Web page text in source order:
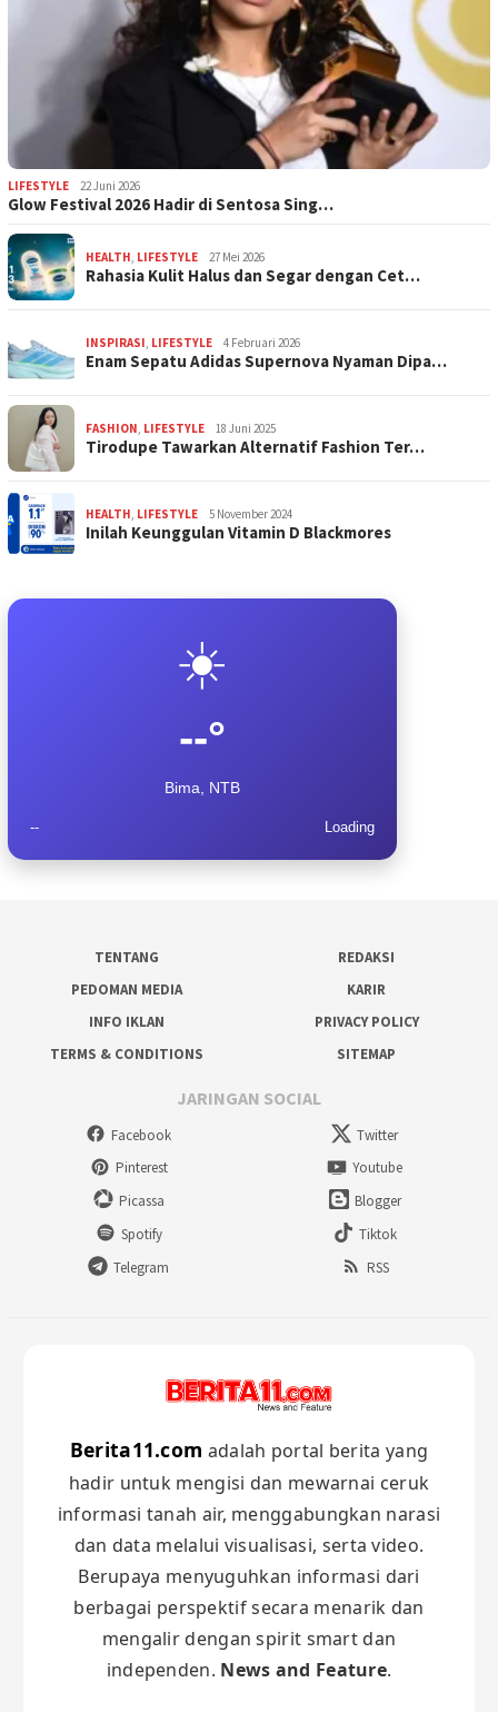
LIFESTYLE 22 Juni 2026
Glow Festival 2026 Hadir di Sentosa Sing…
HEALTH, LIFESTYLE 27 Mei 2026
Rahasia Kulit Halus dan Segar dengan Cet…
INSPIRASI, LIFESTYLE 4 Februari 2026
Enam Sepatu Adidas Supernova Nyaman Dipa…
FASHION, LIFESTYLE 18 Juni 2025
Tirodupe Tawarkan Alternatif Fashion Ter…
HEALTH, LIFESTYLE 5 November 2024
Inilah Keunggulan Vitamin D Blackmores
☀️
--°
Bima, NTB
-- Loading
TENTANG
REDAKSI
PEDOMAN MEDIA
KARIR
INFO IKLAN
PRIVACY POLICY
TERMS & CONDITIONS
SITEMAP
JARINGAN SOCIAL
Facebook
Twitter
Pinterest
Youtube
Picassa
Blogger
Spotify
Tiktok
Telegram
RSS
Berita11.com adalah portal berita yang
hadir untuk mengisi dan mewarnai ceruk
informasi tanah air, menggabungkan narasi
dan data melalui visualisasi, serta video.
Berupaya menyuguhkan informasi dari
berbagai perspektif secara menarik dan
mengalir dengan spirit smart dan
independen. News and Feature.